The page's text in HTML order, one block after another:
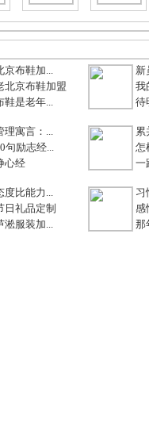
京布鞋加...
北京布鞋加盟
鞋是老年...
新
我
待
理寓言：...
句励志经...
心经
累
怎
一
度比能力...
日礼品定制
淞服装加...
习
感
那